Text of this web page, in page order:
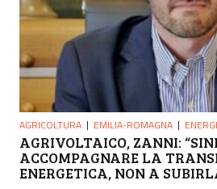
AGRICOLTURA EMILIA-ROMAGNA
AGRIVOLTAICO, ZANNI:
ACCOMPAGNARE LA
ENERGETICA, NON A